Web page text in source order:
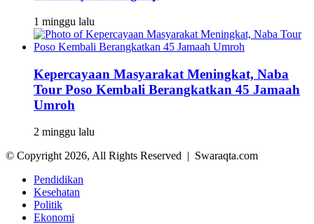
1 minggu lalu
Kepercayaan Masyarakat Meningkat, Naba
Tour Poso Kembali Berangkatkan 45 Jamaah
Umroh
2 minggu lalu
© Copyright 2026, All Rights Reserved | Swaraqta.com
Pendidikan
Kesehatan
Politik
Ekonomi